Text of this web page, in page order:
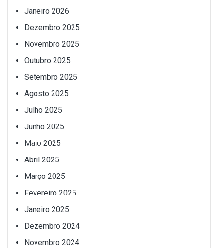
Janeiro 2026
Dezembro 2025
Novembro 2025
Outubro 2025
Setembro 2025
Agosto 2025
Julho 2025
Junho 2025
Maio 2025
Abril 2025
Março 2025
Fevereiro 2025
Janeiro 2025
Dezembro 2024
Novembro 2024